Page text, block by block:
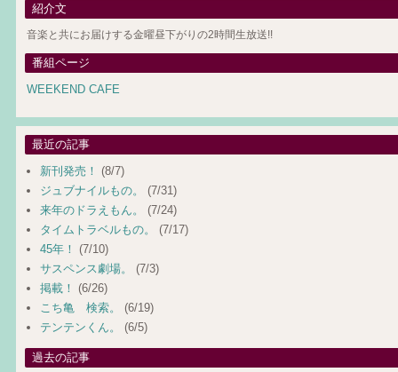
紹介文
音楽と共にお届けする金曜昼下がりの2時間生放送!!
番組ページ
WEEKEND CAFE
最近の記事
新刊発売！ (8/7)
ジュブナイルもの。
(7/31)
来年のドラえもん。
(7/24)
タイムトラベルもの。
(7/17)
45年！ (7/10)
サスペンス劇場。
(7/3)
掲載！ (6/26)
こち亀 検索。
(6/19)
テンテンくん。
(6/5)
過去の記事